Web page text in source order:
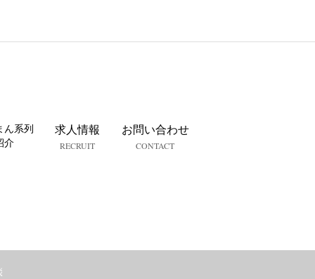
ん系列
介
求人情報
RECRUIT
お問い合わせ
CONTACT